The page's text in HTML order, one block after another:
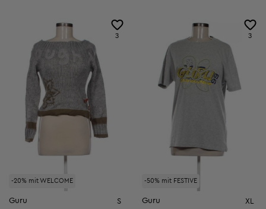
-20% mit WELCOME
3
Guru S
-50% mit FESTIVE
3
Guru XL